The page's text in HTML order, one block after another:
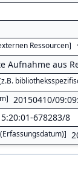
Ressourcen]
Aufnahme aus
] 20150410/
678283/8
]